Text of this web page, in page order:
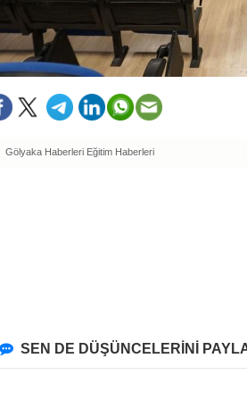
Gölyaka Haberleri Eğitim Haberleri
SEN DE DÜŞÜNCELERİNİ